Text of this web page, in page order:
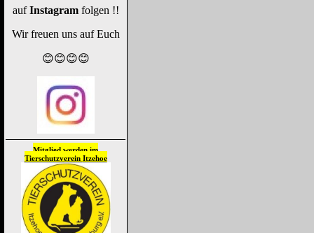
aufInstagramfolgen !!
Wir freuen uns auf Euch
😊😊😊😊
Mitglied werden im
Tierschutzverein Itzehoe